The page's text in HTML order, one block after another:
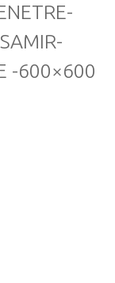
-600×600